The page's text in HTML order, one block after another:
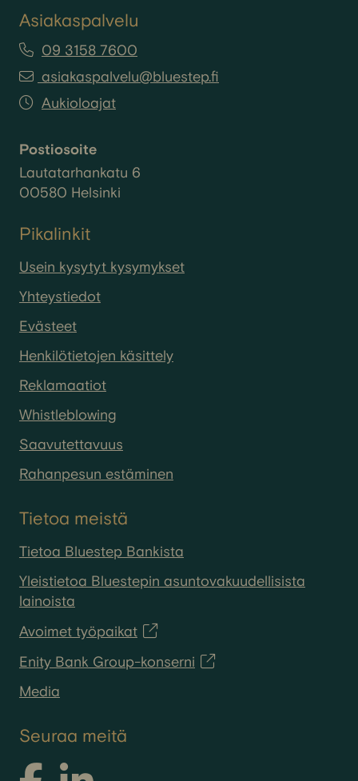
Asiakaspalvelu
09 3158 7600
asiakaspalvelu@bluestep.fi
Aukioloajat
Postiosoite
Lautatarhankatu 6
00580 Helsinki
Pikalinkit
Usein kysytyt kysymykset
Yhteystiedot
Evästeet
Henkilötietojen käsittely
Reklamaatiot
Whistleblowing
Saavutettavuus
Rahanpesun estäminen
Tietoa meistä
Tietoa Bluestep Bankista
Yleistietoa Bluestepin asuntovakuudellisista
lainoista
Avoimet työpaikat
Enity Bank Group-konserni
Media
Seuraa meitä